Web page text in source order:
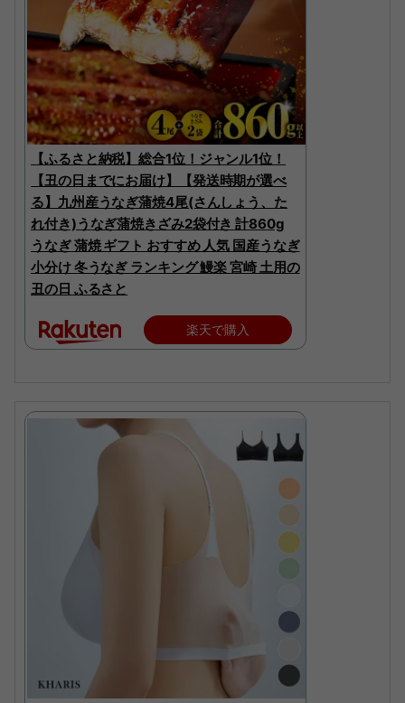
【ふるさと納税】総合1位！ジャンル1位！
【丑の日までにお届け】【発送時期が選べ
る】九州産うなぎ蒲焼4尾(さんしょう、た
れ付き)うなぎ蒲焼きざみ2袋付き 計860g
うなぎ 蒲焼 ギフト おすすめ 人気 国産うなぎ
小分け 冬うなぎ ランキング 鰻楽 宮崎 土用の
丑の日 ふるさと
楽天で購入